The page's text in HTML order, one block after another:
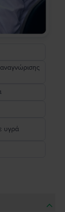
υγρά